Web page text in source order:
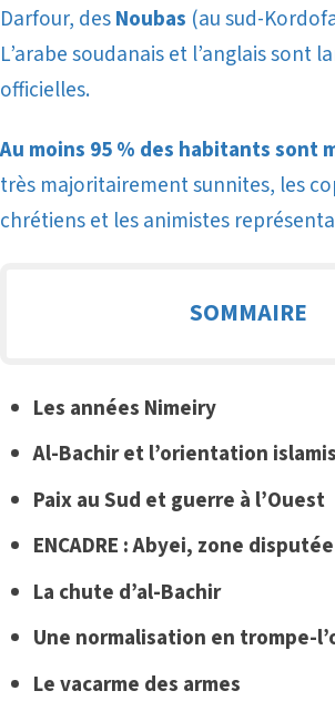
Darfour, desNoubas (au sud-
L’arabe soudanais et l’anglais sont
officielles.
Au moins 95 % des habitants sont
très majoritairement sunnites, les
chrétiens et les animistes
SOMMAIRE
Les années Nimeiry
Al-Bachir et l’orientation
Paix au Sud et guerre à l’Ouest
ENCADRE :Abyei, zone disputée
La chute d’al-Bachir
Une normalisation en trompe-
Le vacarme des armes